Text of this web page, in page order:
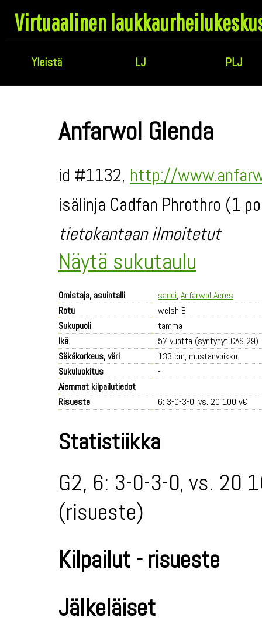
Virtuaalinen
Yleistä LJ PLJ
Anfarwol Glenda
id #1132, http://
isälinja Cadfan Phrothro (1
tietokantaan ilmoitetut
Näytä sukutaulu
Omistaja, asuintalli sandi, Anfarwol Acres
Rotu
welsh B
Sukupuoli
tamma
Ikä
57 vuotta (syntynyt CAS 29)
Säkäkorkeus, väri
133 cm, mustanvoikko
Sukuluokitus
-
Aiemmat kilpailutiedot
Risueste
6: 3-0-3-0, vs. 20 100 v€
Statistiikka
G2, 6: 3-0-3-0, vs. 20
(risueste)
Kilpailut - risueste
Jälkeläiset